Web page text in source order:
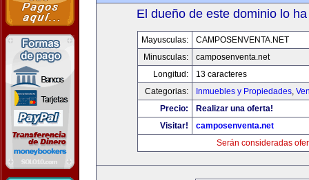
El dueño de este dominio lo
Mayusculas:
CAMPOSENVENTA.NET
Minusculas:
camposenventa.net
Longitud:
13 caracteres
Categorias:
Inmuebles y Propiedades,
Precio:
Realizar una oferta!
Visitar!
camposenventa.net
Serán consideradas